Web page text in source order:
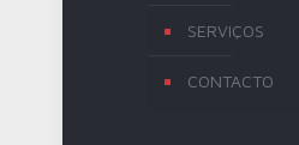
SERVIÇOS
CONTACTO